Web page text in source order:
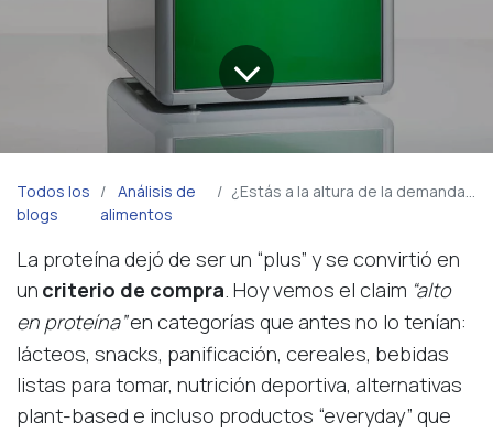
Todos los
blogs
Análisis de
alimentos
¿Estás a la altura de la demanda global “high-protein”?
La proteína dejó de ser un “plus” y se convirtió en
un criterio de compra. Hoy vemos el claim “alto
en proteína”en categorías que antes no lo tenían:
lácteos, snacks, panificación, cereales, bebidas
listas para tomar, nutrición deportiva, alternativas
plant-based e incluso productos “everyday” que